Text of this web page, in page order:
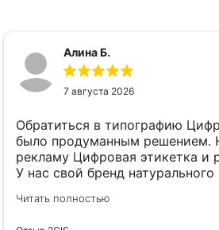
Алина Б.
7 августа 2026
Обратиться в типографию
было продуманным решением.
рекламу Цифровая этикетка и
У нас свой бренд
Боялись, что печатать 5 разных
Читать полностью